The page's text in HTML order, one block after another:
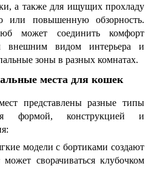
а также для ищущих прохладу
или повышенную обзорность.
может соединить комфорт
внешним видом интерьера и
зоны в разных комнатах.
места для кошек
представлены разные типы
формой, конструкцией и
модели с бортиками создают
сворачиваться клубочком